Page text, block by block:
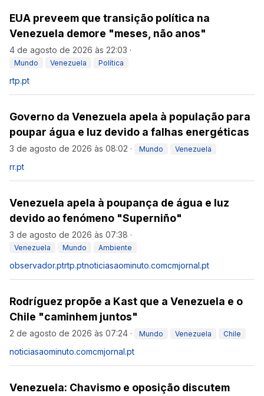
EUA preveem que transição política na
Venezuela demore "meses, não anos"
4 de agosto de 2026 às 22:03 ·
Mundo Venezuela Política
rtp.pt
Governo da Venezuela apela à população para
poupar água e luz devido a falhas energéticas
3 de agosto de 2026 às 08:02 · Mundo Venezuela
rr.pt
Venezuela apela à poupança de água e luz
devido ao fenómeno "Superniño"
3 de agosto de 2026 às 07:38 ·
Venezuela Mundo Ambiente
observador.ptrtp.ptnoticiasaominuto.comcmjornal.pt
Rodríguez propõe a Kast que a Venezuela e o
Chile "caminhem juntos"
2 de agosto de 2026 às 07:24 · Mundo Venezuela Chile
noticiasaominuto.comcmjornal.pt
Venezuela: Chavismo e oposição discutem